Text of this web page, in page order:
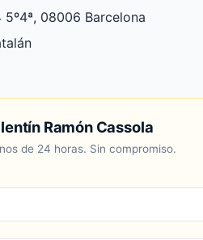
5º4ª, 08006 Barcelona
Ramón Cassola
de 24 horas. Sin compromiso.